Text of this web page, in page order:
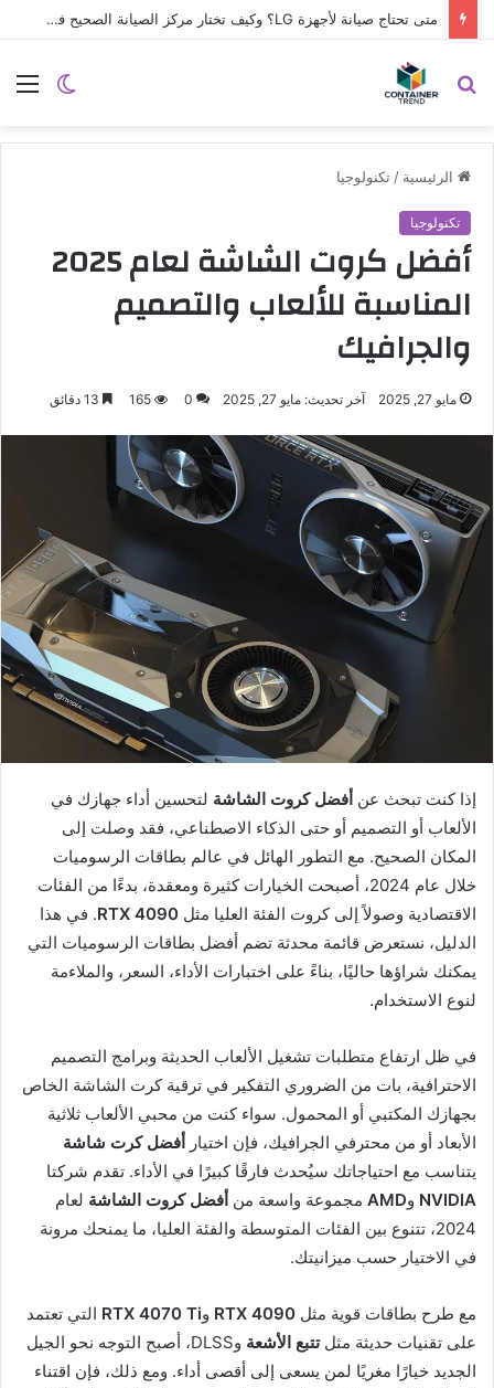
نموذج التواصل
إرسال
متى تحتاج صيانة لأجهزة LG؟ وكيف تختار مركز الصيانة الصحيح في مصر
الوضع
بحث
الرئيسية / تكنولوجيا
تكنولوجيا
أفضل كروت الشاشة لعام 2025
المناسبة للألعاب والتصميم
والجرافيك
مايو 27, 2025 آخر تحديث: مايو 27, 2025 0
165
إذا كنت تبحث عن أفضل كروت الشاشة لتحسين أداء جهازك في
الألعاب أو التصميم أو حتى الذكاء الاصطناعي، فقد وصلت إلى
المكان الصحيح. مع التطور الهائل في عالم بطاقات الرسوميات
خلال عام 2024، أصبحت الخيارات كثيرة ومعقدة، بدءًا من الفئات
الاقتصادية وصولاً إلى كروت الفئة العليا مثل RTX 4090. في هذا
الدليل، نستعرض قائمة محدثة تضم أفضل بطاقات الرسوميات التي
يمكنك شراؤها حاليًا، بناءً على اختبارات الأداء، السعر، والملاءمة
لنوع الاستخدام.
في ظل ارتفاع متطلبات تشغيل الألعاب الحديثة وبرامج التصميم
الاحترافية، بات من الضروري التفكير في ترقية كرت الشاشة الخاص
بجهازك المكتبي أو المحمول. سواء كنت من محبي الألعاب ثلاثية
الأبعاد أو من محترفي الجرافيك، فإن اختيار أفضل كرت شاشة
يتناسب مع احتياجاتك سيُحدث فارقًا كبيرًا في الأداء. تقدم شركتا
NVIDIA وAMD مجموعة واسعة من أفضل كروت الشاشة لعام
2024، تتنوع بين الفئات المتوسطة والفئة العليا، ما يمنحك مرونة
في الاختيار حسب ميزانيتك.
مع طرح بطاقات قوية مثل RTX 4090 وRTX 4070 Ti التي تعتمد
على تقنيات حديثة مثلتتبع الأشعة
وDLSS، أصبح التوجه نحو الجيل
الجديد خيارًا مغريًا لمن يسعى إلى أقصى أداء. ومع ذلك، فإن اقتناء